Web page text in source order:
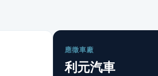
應徵車廠
利元汽車